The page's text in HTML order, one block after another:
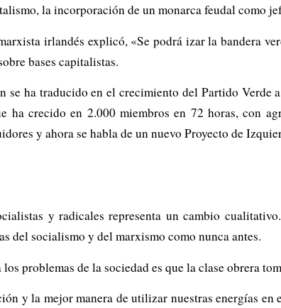
la incorporación de un monarca feudal como
irlandés explicó, «Se podrá izar la bandera
bases capitalistas.
ha traducido en el crecimiento del Partido Verde
ha crecido en 2.000 miembros en 72 horas, con
y ahora se habla de un nuevo Proyecto de
y radicales representa un cambio
del socialismo y del marxismo como nunca antes.
problemas de la sociedad es que la clase obrera
y la mejor manera de utilizar nuestras energías